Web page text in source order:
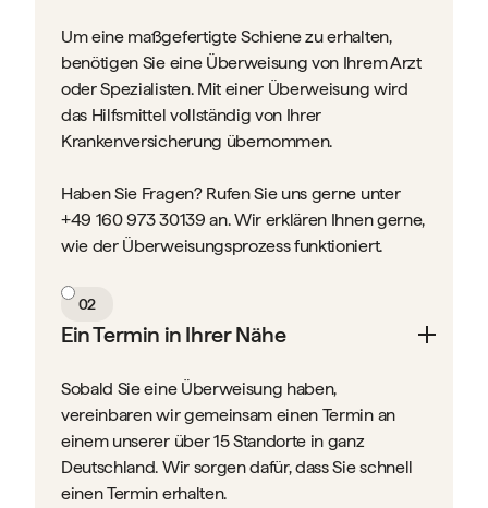
Um eine maßgefertigte Schiene zu erhalten,
benötigen Sie eine Überweisung von Ihrem Arzt
oder Spezialisten. Mit einer Überweisung wird
das Hilfsmittel vollständig von Ihrer
Krankenversicherung übernommen.
Haben Sie Fragen? Rufen Sie uns gerne unter
+49 160 973 30139 an. Wir erklären Ihnen gerne,
wie der Überweisungsprozess funktioniert.
02
Ein Termin in Ihrer Nähe
Sobald Sie eine Überweisung haben,
vereinbaren wir gemeinsam einen Termin an
einem unserer über 15 Standorte in ganz
Deutschland. Wir sorgen dafür, dass Sie schnell
einen Termin erhalten.